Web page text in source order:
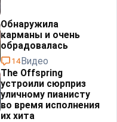
Обнаружила
карманы и очень
обрадовалась
14Видео
The Offspring
устроили сюрприз
уличному пианисту
во время исполнения
их хита